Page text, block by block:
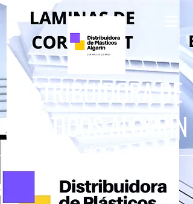
DISTRIBUIDORA DE
PLÁSTICOS ALGARÍN
CON MÁS DE 25 AÑOS DE EXPERIENCIA